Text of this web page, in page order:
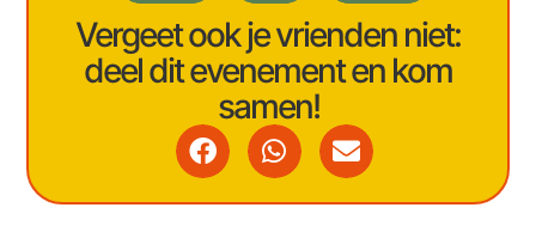
Vergeet ook je vrienden niet:
deel dit evenement en kom
samen!